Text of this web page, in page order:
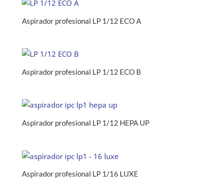
Aspirador profesional LP 1/12 ECO A
Aspirador profesional LP 1/12 ECO B
Aspirador profesional LP 1/12 HEPA UP
Aspirador profesional LP 1/16 LUXE